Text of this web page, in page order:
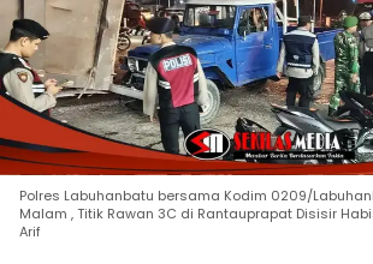
Polres Labuhanbatu bersama Kodim 0209/
Malam , Titik Rawan 3C di Rantauprapat Disisir
Arif